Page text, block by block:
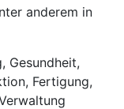
anderem in
Gesundheit,
Fertigung,